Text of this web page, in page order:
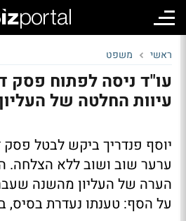
ראשי משפט
עיוות החלטה של
יוסף פנדריך ביקש לבטל פסק
ערער שוב ושוב ללא הצלחה.
הערה של העליון מהשנה
על הסף: טענתו נעדרת בסיס,